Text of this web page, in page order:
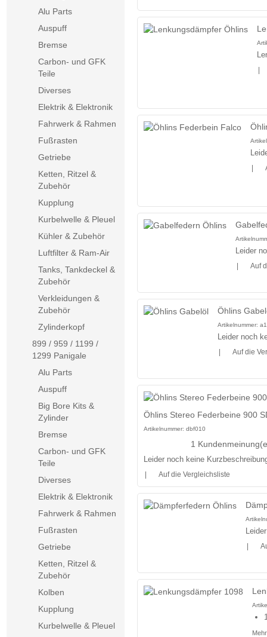
Leider
Auf
Öhlins
Artikelnummer:
Leider noch
Auf die
Öhlins Stereo Federbeine 900
Artikelnummer: dbf010
1
Leider noch keine
Auf die Vergleichsliste
Alu Parts
Auspuff
Bremse
Carbon- und GFK
Teile
Diverses
Elektrik & Elektronik
Fahrwerk & Rahmen
Fußrasten
Getriebe
Ketten, Ritzel &
Zubehör
Kupplung
Kurbelwelle & Pleuel
Kühler & Zubehör
Luftfilter & Ram-Air
Tanks, Tankdeckel &
Zubehör
Verkleidungen &
Zubehör
Zylinderkopf
899 / 959 / 1199 /
1299 Panigale
Alu Parts
Auspuff
Big Bore Kits &
Zylinder
Bremse
Carbon- und GFK
Teile
Diverses
Elektrik & Elektronik
Fahrwerk & Rahmen
Fußrasten
Getriebe
Ketten, Ritzel &
Zubehör
Kolben
Kupplung
Kurbelwelle & Pleuel